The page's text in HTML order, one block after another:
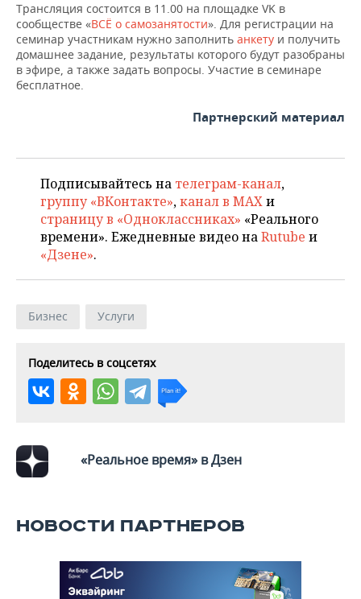
ТЕЛЕКОММУНИКАЦИИ
БИЗНЕС-БРАНЧИ
ONLINE-КОНФЕРЕНЦИИ
ОТКРЫТАЯ ЛЕКЦИЯ
ФУТБОЛ
ХОККЕЙ
БАСКЕТБОЛ
КИБЕРСПОРТ
ФИГУРНОЕ КАТАНИЕ
ВОДНЫЕ ВИДЫ СПОРТА
НОВОСТИ ОБЩЕСТВА
ВЛАСТЬ
ИНФРАСТРУКТУРА
КУЛЬТУРА
МЕДИЦИНА
ОБРАЗОВАНИЕ
ФОТОГАЛЕРЕЯ
СЮЖЕТЫ
СПРАВОЧНИК
СПИСОК КОМПАНИЙ
Трансляция состоится в 11.00 на площадке VK в
сообществе «ВСЁ о самозанятости». Для регистрации на
семинар участникам нужно заполнить анкету и получить
домашнее задание, результаты которого будут разобраны
в эфире, а также задать вопросы. Участие в семинаре
бесплатное.
Партнерский материал
Подписывайтесь на телеграм-канал,
группу «ВКонтакте»,канал в MAXи
страницу в «Одноклассниках» «Реального
времени». Ежедневные видео наRutube и
«Дзене».
Бизнес Услуги
Поделитесь в соцсетях
«Реальное время» в Дзен
НОВОСТИ ПАРТНЕРОВ